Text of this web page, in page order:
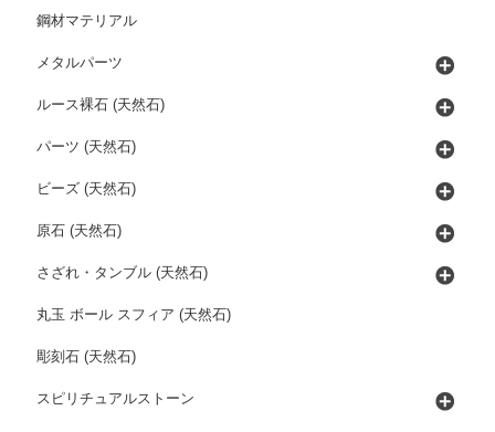
鋼材マテリアル
メタルパーツ
ルース裸石 (天然石)
パーツ (天然石)
ビーズ (天然石)
原石 (天然石)
さざれ・タンブル (天然石)
丸玉 ボール スフィア (天然石)
彫刻石 (天然石)
スピリチュアルストーン